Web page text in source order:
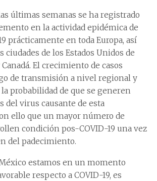
últimas semanas se ha registrado
en la actividad epidémica de
prácticamente en toda Europa, así
ciudades de los Estados Unidos de
El crecimiento de casos
de transmisión a nivel regional y
probabilidad de que se generen
del virus causante de esta
ello que un mayor número de
condición pos-COVID-19 una vez
del padecimiento.
estamos en un momento
respecto a COVID-19, es